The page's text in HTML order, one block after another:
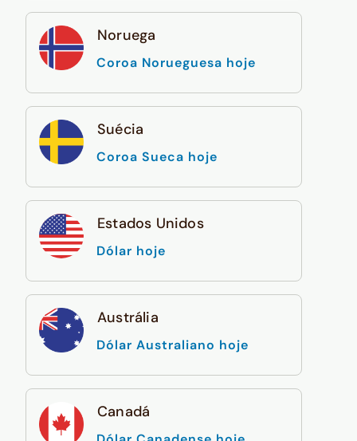
Noruega
Coroa Norueguesa hoje
Suécia
Coroa Sueca hoje
Estados Unidos
Dólar hoje
Austrália
Dólar Australiano hoje
Canadá